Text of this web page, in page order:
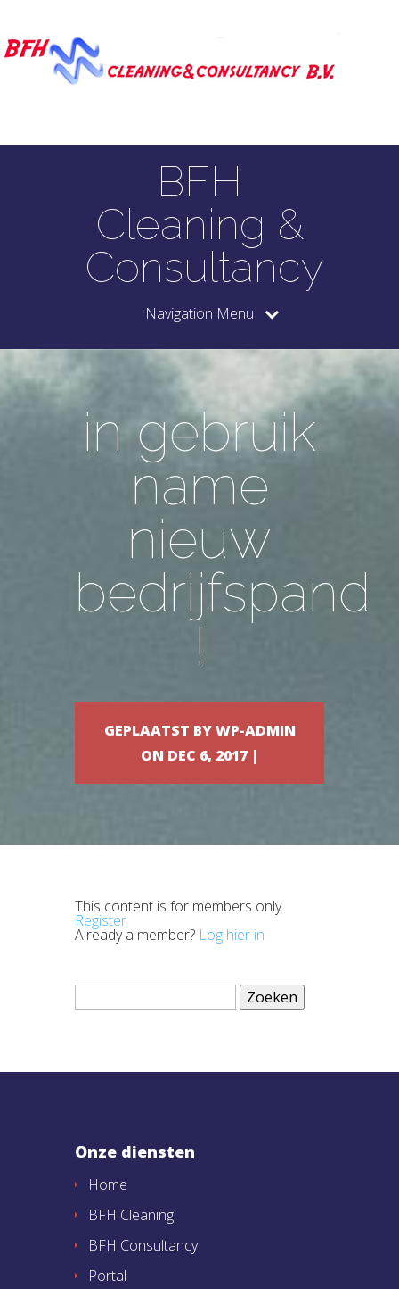
BFH
Cleaning &
Consultancy
Navigation Menu
in gebruik
name
nieuw
bedrijfspand
!
GEPLAATST BYWP-ADMIN
ON DEC 6, 2017 |
This content is for members only.
Register
Already a member? Log hier in
Zoeken
Onze diensten
Home
BFH Cleaning
BFH Consultancy
Portal